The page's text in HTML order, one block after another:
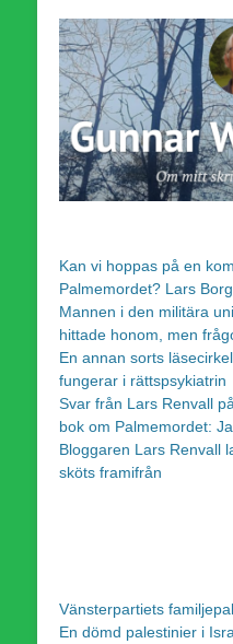
Kan vi hoppas på en
Palmemordet? Lars
Mannen i den militära
hittade honom, men
En annan sorts
fungerar i rättspsykiatrin
Svar från Lars Renvall
bok om Palmemordet:
Bloggaren Lars Renvall
sköts framifrån
Vänsterpartiets
En dömd palestinier i